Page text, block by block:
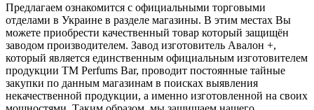
Предлагаем ознакомится с официальными торговыми
отделами в Украине в разделе магазины. В этим местах Вы
можете приобрести качественный товар который защищён
заводом производителем. Завод изготовитель Авалон +,
который является единственным официальным изготовителем
продукции ТМ Perfums Bar, проводит постоянные тайные
закупки по данным магазинам в поисках выявления
некачественной продукции, а именно изготовленной на своих